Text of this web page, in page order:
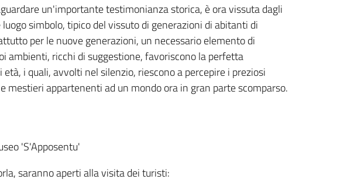
un'importante testimonianza storica, è ora vissuta dagli
simbolo, tipico del vissuto di generazioni di abitanti di
per le nuove generazioni, un necessario elemento di
ambienti, ricchi di suggestione, favoriscono la perfetta
i quali, avvolti nel silenzio, riescono a percepire i preziosi
mestieri appartenenti ad un mondo ora in gran parte scomparso.
'S'Apposentu'
saranno aperti alla visita dei turisti: